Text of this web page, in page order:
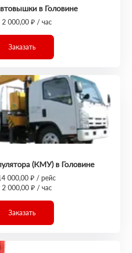
в Головине
2 000,00 ₽ / час
Заказать
(КМУ) в Головине
000,00 ₽ / рейс
2 000,00 ₽ / час
Заказать